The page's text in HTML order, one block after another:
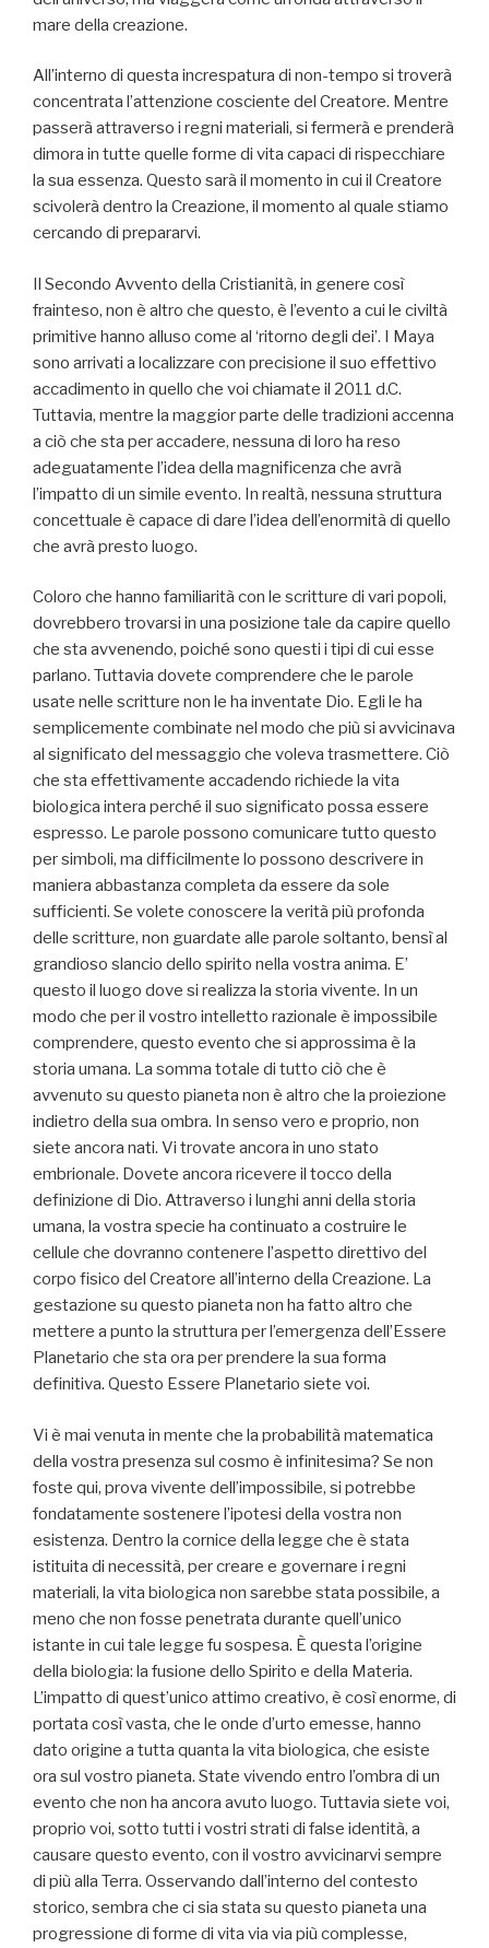
mare della creazione.
All’interno di questa increspatura di non-tempo si troverà
concentrata l’attenzione cosciente del Creatore. Mentre
passerà attraverso i regni materiali, si fermerà e prenderà
dimora in tutte quelle forme di vita capaci di rispecchiare
la sua essenza. Questo sarà il momento in cui il Creatore
scivolerà dentro la Creazione, il momento al quale stiamo
cercando di prepararvi.
Il Secondo Avvento della Cristianità, in genere così
frainteso, non è altro che questo, è l’evento a cui le civiltà
primitive hanno alluso come al ‘ritorno degli dei’. I Maya
sono arrivati a localizzare con precisione il suo effettivo
accadimento in quello che voi chiamate il 2011 d.C.
Tuttavia, mentre la maggior parte delle tradizioni accenna
a ciò che sta per accadere, nessuna di loro ha reso
adeguatamente l’idea della magnificenza che avrà
l’impatto di un simile evento. In realtà, nessuna struttura
concettuale è capace di dare l’idea dell’enormità di quello
che avrà presto luogo.
Coloro che hanno familiarità con le scritture di vari popoli,
dovrebbero trovarsi in una posizione tale da capire quello
che sta avvenendo, poiché sono questi i tipi di cui esse
parlano. Tuttavia dovete comprendere che le parole
usate nelle scritture non le ha inventate Dio. Egli le ha
semplicemente combinate nel modo che più si avvicinava
al significato del messaggio che voleva trasmettere. Ciò
che sta effettivamente accadendo richiede la vita
biologica intera perché il suo significato possa essere
espresso. Le parole possono comunicare tutto questo
per simboli, ma difficilmente lo possono descrivere in
maniera abbastanza completa da essere da sole
sufficienti. Se volete conoscere la verità più profonda
delle scritture, non guardate alle parole soltanto, bensì al
grandioso slancio dello spirito nella vostra anima. E’
questo il luogo dove si realizza la storia vivente. In un
modo che per il vostro intelletto razionale è impossibile
comprendere, questo evento che si approssima è la
storia umana. La somma totale di tutto ciò che è
avvenuto su questo pianeta non è altro che la proiezione
indietro della sua ombra. In senso vero e proprio, non
siete ancora nati. Vi trovate ancora in uno stato
embrionale. Dovete ancora ricevere il tocco della
definizione di Dio. Attraverso i lunghi anni della storia
umana, la vostra specie ha continuato a costruire le
cellule che dovranno contenere l’aspetto direttivo del
corpo fisico del Creatore all’interno della Creazione. La
gestazione su questo pianeta non ha fatto altro che
mettere a punto la struttura per l’emergenza dell’Essere
Planetario che sta ora per prendere la sua forma
definitiva. Questo Essere Planetario siete voi.
Vi è mai venuta in mente che la probabilità matematica
della vostra presenza sul cosmo è infinitesima? Se non
foste qui, prova vivente dell’impossibile, si potrebbe
fondatamente sostenere l’ipotesi della vostra non
esistenza. Dentro la cornice della legge che è stata
istituita di necessità, per creare e governare i regni
materiali, la vita biologica non sarebbe stata possibile, a
meno che non fosse penetrata durante quell’unico
istante in cui tale legge fu sospesa. È questa l’origine
della biologia: la fusione dello Spirito e della Materia.
L’impatto di quest’unico attimo creativo, è così enorme, di
portata così vasta, che le onde d’urto emesse, hanno
dato origine a tutta quanta la vita biologica, che esiste
ora sul vostro pianeta. State vivendo entro l’ombra di un
evento che non ha ancora avuto luogo. Tuttavia siete voi,
proprio voi, sotto tutti i vostri strati di false identità, a
causare questo evento, con il vostro avvicinarvi sempre
di più alla Terra. Osservando dall’interno del contesto
storico, sembra che ci sia stata su questo pianeta una
progressione di forme di vita via via più complesse,